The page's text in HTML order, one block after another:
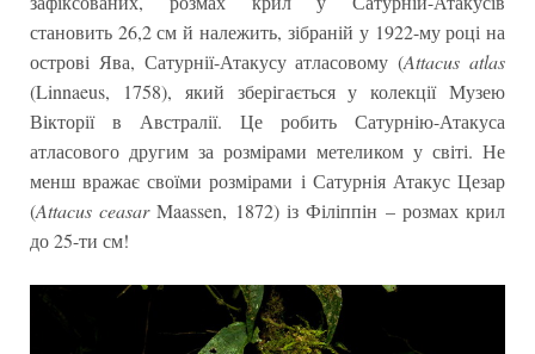
становить 26,2 см й належить, зібраній у 1922-му році на
острові Ява, Сатурнії-Атакусу атласовому (Attacus atlas
(Linnaeus, 1758), який зберігається у колекції Музею
Вікторії в Австралії. Це робить Сатурнію-Атакуса
атласового другим за розмірами метеликом у світі. Не
менш вражає своїми розмірами і Сатурнія Атакус Цезар
(Attacus ceasarMaassen, 1872) із Філіппін – розмах крил
до 25-ти см!